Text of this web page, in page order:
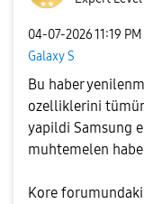
‎04-07-202611:19 PM
Galaxy S
Bu haber
ozelliklerini
yapildi Samsung
muhtemelen
Kore forumundaki